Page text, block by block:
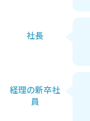
社長
経理の新卒社
員